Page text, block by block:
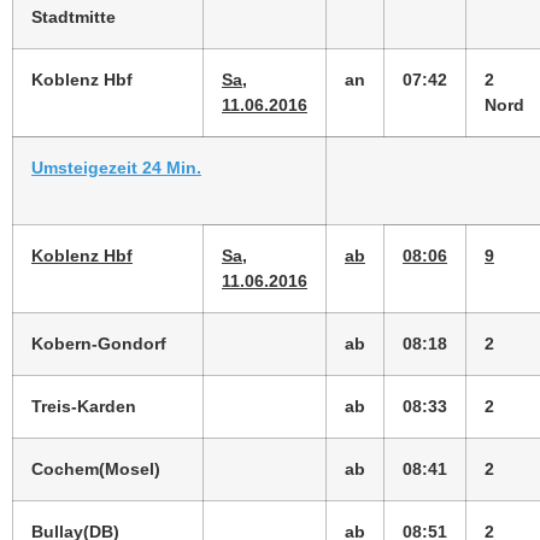
Stadtmitte
Koblenz Hbf
Sa,
11.06.2016
an 07:42
2
Nord
Umsteigezeit 24 Min.
Koblenz Hbf
Sa,
11.06.2016
ab 08:06 9
Kobern-Gondorf ab 08:18 2
Treis-Karden ab 08:33 2
Cochem(Mosel) ab 08:41 2
Bullay(DB) ab 08:51 2